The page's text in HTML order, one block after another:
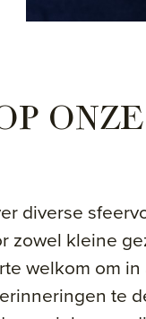
ONZE
diverse
zowel kleine
welkom om
te